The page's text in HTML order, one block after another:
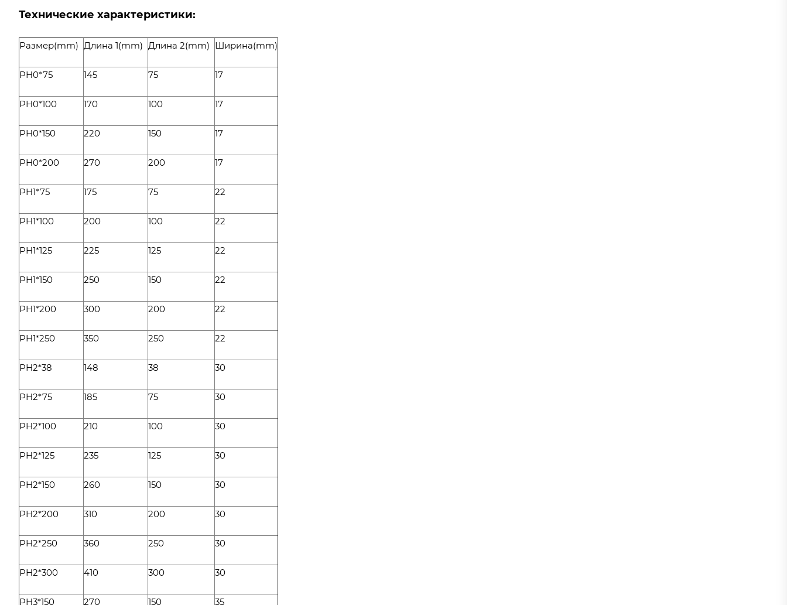
Технические характеристики:
Размер(mm) Длина 1(mm) Длина 2(mm) Ширина(mm)
PH0*75 145 75 17
PH0*100 170 100 17
PH0*150 220 150 17
PH0*200 270 200 17
PH1*75 175 75 22
PH1*100 200 100 22
PH1*125 225 125 22
PH1*150 250 150 22
PH1*200 300 200 22
PH1*250 350 250 22
PH2*38 148 38 30
PH2*75 185 75 30
PH2*100 210 100 30
PH2*125 235 125 30
PH2*150 260 150 30
PH2*200 310 200 30
PH2*250 360 250 30
PH2*300 410 300 30
PH3*150 270 150 35